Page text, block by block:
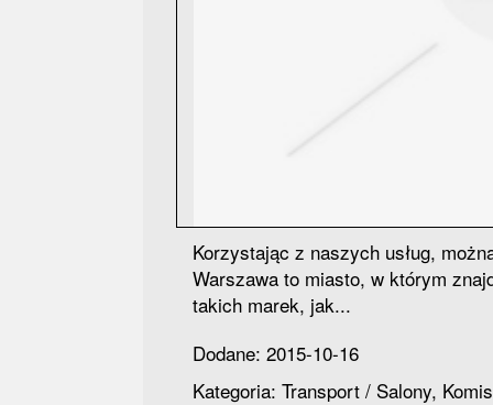
Korzystając z naszych usług,
Warszawa to miasto, w którym
takich marek, jak...
Dodane: 2015-10-16
Kategoria: Transport / Salony,